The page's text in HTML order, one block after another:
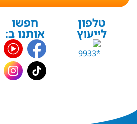
טלפון
לייעוץ
חפשו
אותנו ב: